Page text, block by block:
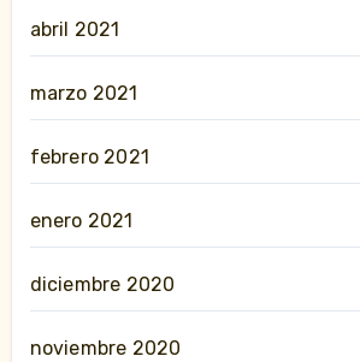
abril 2021
marzo 2021
febrero 2021
enero 2021
diciembre 2020
noviembre 2020